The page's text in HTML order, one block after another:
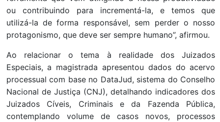
ou contribuindo para incrementá-la, e temos que
utilizá-la de forma responsável, sem perder o nosso
protagonismo, que deve ser sempre humano”, afirmou.
Ao relacionar o tema à realidade dos Juizados
Especiais, a magistrada apresentou dados do acervo
processual com base no DataJud, sistema do Conselho
Nacional de Justiça (CNJ), detalhando indicadores dos
Juizados Cíveis, Criminais e da Fazenda Pública,
contemplando volume de casos novos, processos